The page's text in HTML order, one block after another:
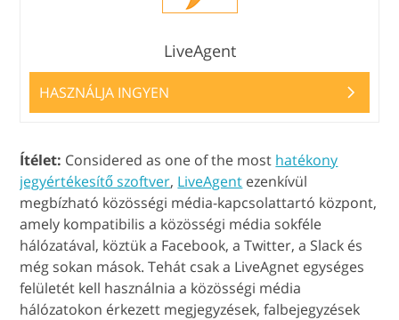
LiveAgent
HASZNÁLJA INGYEN
Ítélet: Considered as one of the most hatékony
jegyértékesítő szoftver, LiveAgent ezenkívül
megbízható közösségi média-kapcsolattartó központ,
amely kompatibilis a közösségi média sokféle
hálózatával, köztük a Facebook, a Twitter, a Slack és
még sokan mások. Tehát csak a LiveAgnet egységes
felületét kell használnia a közösségi média
hálózatokon érkezett megjegyzések, falbejegyzések